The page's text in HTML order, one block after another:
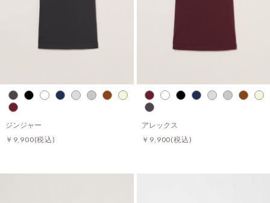
ジンジャー
￥9,900(税込)
アレックス
￥9,900(税込)